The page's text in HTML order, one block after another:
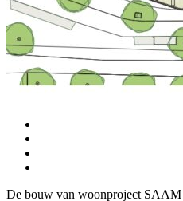
De bouw van woonproject SAAM